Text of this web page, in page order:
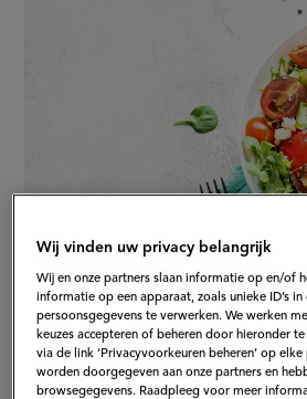
Wij vinden uw privacy belangrijk
Wij en onze partners slaan informatie op en/of
informatie op een apparaat, zoals unieke ID’s in
persoonsgegevens te verwerken. We werken
keuzes accepteren of beheren door hieronder
via de link ‘Privacyvoorkeuren beheren’ op elke
worden doorgegeven aan onze partners en
browsegegevens. Raadpleeg voor meer